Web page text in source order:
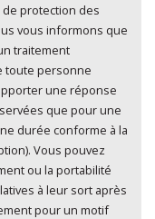
au traitement de
*
protection des
vous informons que
traitement
une réponse
que pour une
durée conforme à la
Vous pouvez
ou la portabilité
à leur sort après
pour un motif